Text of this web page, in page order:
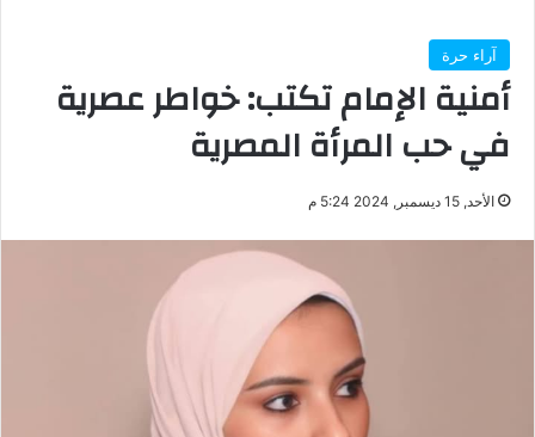
آراء حرة
أمنية الإمام تكتب: خواطر عصرية
في حب المرأة المصرية
الأحد, 15 ديسمبر, 2024 5:24 م